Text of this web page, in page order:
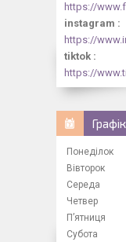
instagram
https://
tiktok
https://
Понеділок
Вівторок
Середа
Четвер
Пʼятниця
Субота